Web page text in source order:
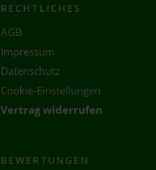
RECHTLICHES
AGB
Impressum
Datenschutz
Cookie-Einstellungen
Vertrag widerrufen
BEWERTUNGEN